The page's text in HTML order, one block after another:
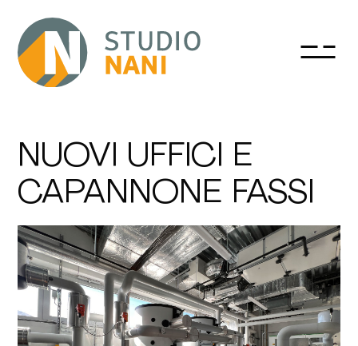
NUOVI UFFICI E
CAPANNONE FASSI